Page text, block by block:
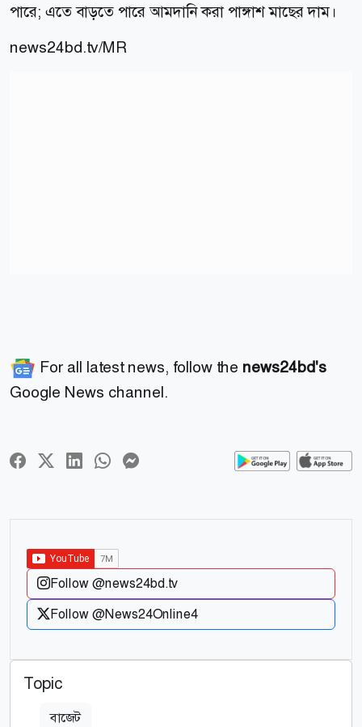
পারে; এতে বাড়তে পারে আমদানি করা পাঙ্গাশ মাছের দাম।
news24bd.tv/MR
For all latest news, follow the news24bd's
Google News channel.
Follow @news24bd.tv
Follow @News24Online4
Topic
বাজেট